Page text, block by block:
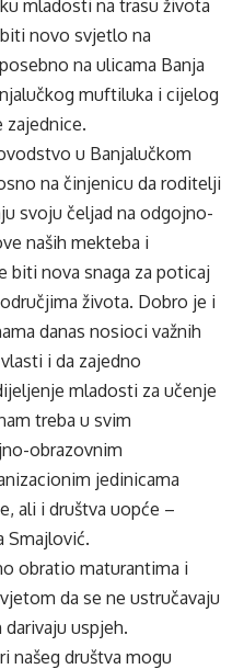
mladosti na trasu života
novo svjetlo na
na ulicama Banja
muftiluka i cijelog
zajednice.
u Banjalučkom
na činjenicu da roditelji
svoju čeljad na odgojno-
naših mekteba i
biti nova snaga za poticaj
života. Dobro je i
danas nosioci važnih
i da zajedno
mladosti za učenje
treba u svim
obrazovnim
jedinicama
ali i društva uopće –
Smajlović.
obratio maturantima i
da se ne ustručavaju
uspjeh.
našeg društva mogu